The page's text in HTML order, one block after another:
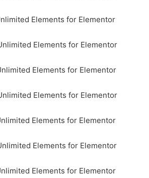
Elements for Elementor
Elements for Elementor
Elements for Elementor
Elements for Elementor
Elements for Elementor
Elements for Elementor
Elements for Elementor